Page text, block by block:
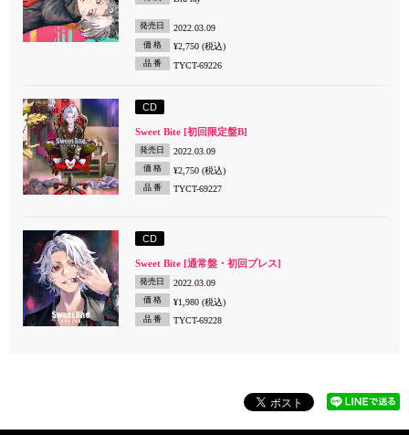
発売日 2022.03.09
価 格 ¥2,750 (税込)
品 番 TYCT-69226
CD
Sweet Bite [初回限定盤B]
発売日 2022.03.09
価 格 ¥2,750 (税込)
品 番 TYCT-69227
CD
Sweet Bite [通常盤・初回プレス]
発売日 2022.03.09
価 格 ¥1,980 (税込)
品 番 TYCT-69228